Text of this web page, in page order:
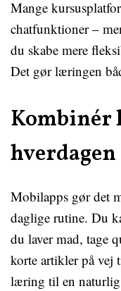
Mange
chatfunktioner –
du skabe mere
Det gør læringen
Kombinér
hverdagen
Mobilapps gør det
daglige rutine. Du
du laver mad, tage
korte artikler på vej
læring til en naturlig